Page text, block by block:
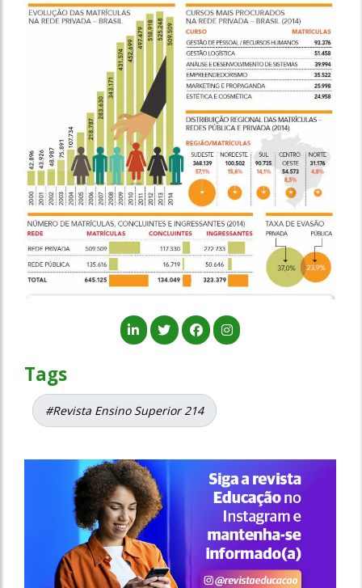
Tags
#Revista Ensino Superior 214